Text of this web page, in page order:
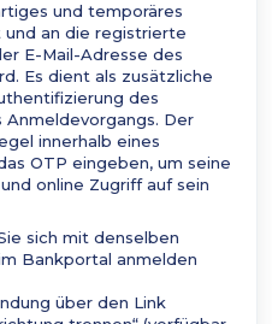
und temporäres
an die registrierte
E-Mail-Adresse des
Es dient als zusätzliche
des
Der
innerhalb eines
OTP eingeben, um seine
online Zugriff auf sein
sich mit denselben
Bankportal anmelden
über den Link